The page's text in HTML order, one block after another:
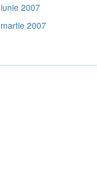
iunie 2007
martie 2007